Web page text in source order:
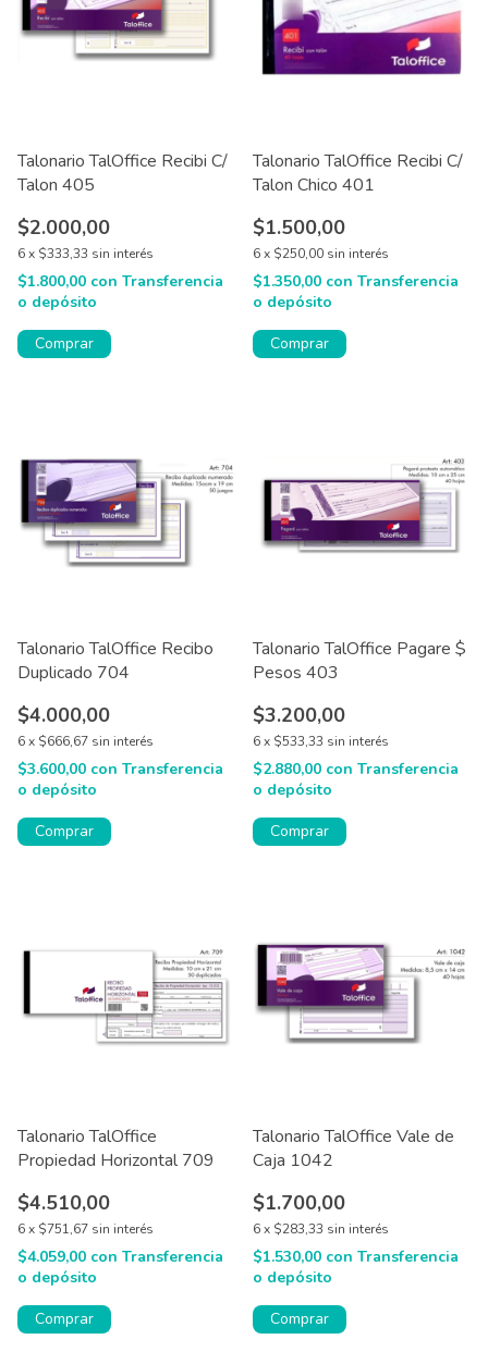
Talonario TalOffice Recibi C/
Talon 405
$2.000,00
6x $333,33 sin interés
$1.800,00 con Transferencia
o depósito
Talonario TalOffice Recibi C/
Talon Chico 401
$1.500,00
6x $250,00 sin interés
$1.350,00 con Transferencia
o depósito
Talonario TalOffice Recibo
Duplicado 704
$4.000,00
6x $666,67 sin interés
$3.600,00 con Transferencia
o depósito
Talonario TalOffice Pagare $
Pesos 403
$3.200,00
6x $533,33 sin interés
$2.880,00 con Transferencia
o depósito
Talonario TalOffice
Propiedad Horizontal 709
$4.510,00
6x $751,67 sin interés
$4.059,00 con Transferencia
o depósito
Talonario TalOffice Vale de
Caja 1042
$1.700,00
6x $283,33 sin interés
$1.530,00 con Transferencia
o depósito